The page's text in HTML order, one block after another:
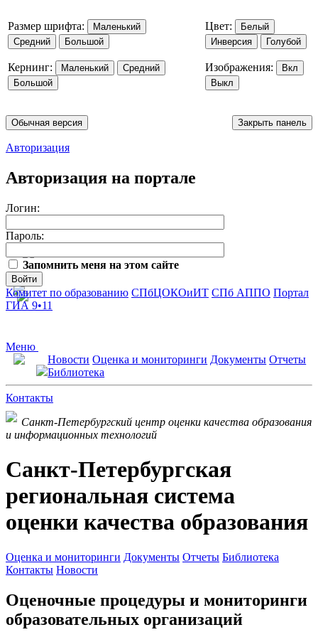
Размер шрифта:
Маленький
Средний
Большой
Кернинг: Маленький
Средний
Большой
Цвет:
Белый
Инверсия
Голубой
Изображения:
Вкл
Выкл
Обычная версия Закрыть панель
Авторизация
Авторизация на портале
Логин:
Пароль:
Запомнить меня на этом сайте
Войти
Комитет по образованию СПбЦОКОиИТ СПб АППО Портал
ГИА 9•11
Меню
Новости Оценка и мониторинги Документы Отчеты
Библиотека
Контакты
Санкт-Петербургский центр оценки качества образования
и информационных технологий
Санкт-Петербургская
региональная система
оценки качества образования
Оценка и мониторинги Документы Отчеты Библиотека
Контакты Новости
Оценочные процедуры и мониторинги
образовательных организаций